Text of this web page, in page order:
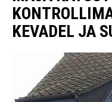
KEVADEL JA